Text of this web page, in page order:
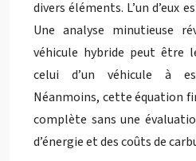
divers éléments. L’un d’eux
Une analyse minutieuse
véhicule hybride peut être
celui d’un véhicule à
Néanmoins, cette équation
complète sans une
d’énergie et des coûts de